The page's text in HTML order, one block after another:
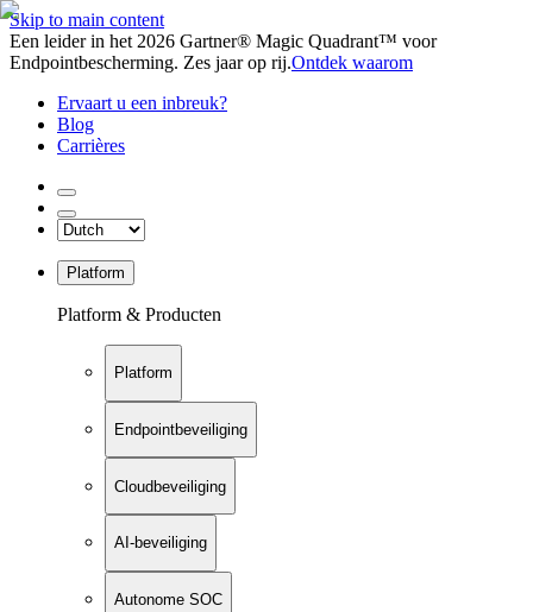
Skip to main content
Een leider in het 2026 Gartner® Magic Quadrant™ voor
Endpointbescherming. Zes jaar op rij.Ontdek waarom
Ervaart u een inbreuk?
Blog
Carrières
Platform
Platform & Producten
Platform
Endpointbeveiliging
Cloudbeveiliging
AI-beveiliging
Autonome SOC